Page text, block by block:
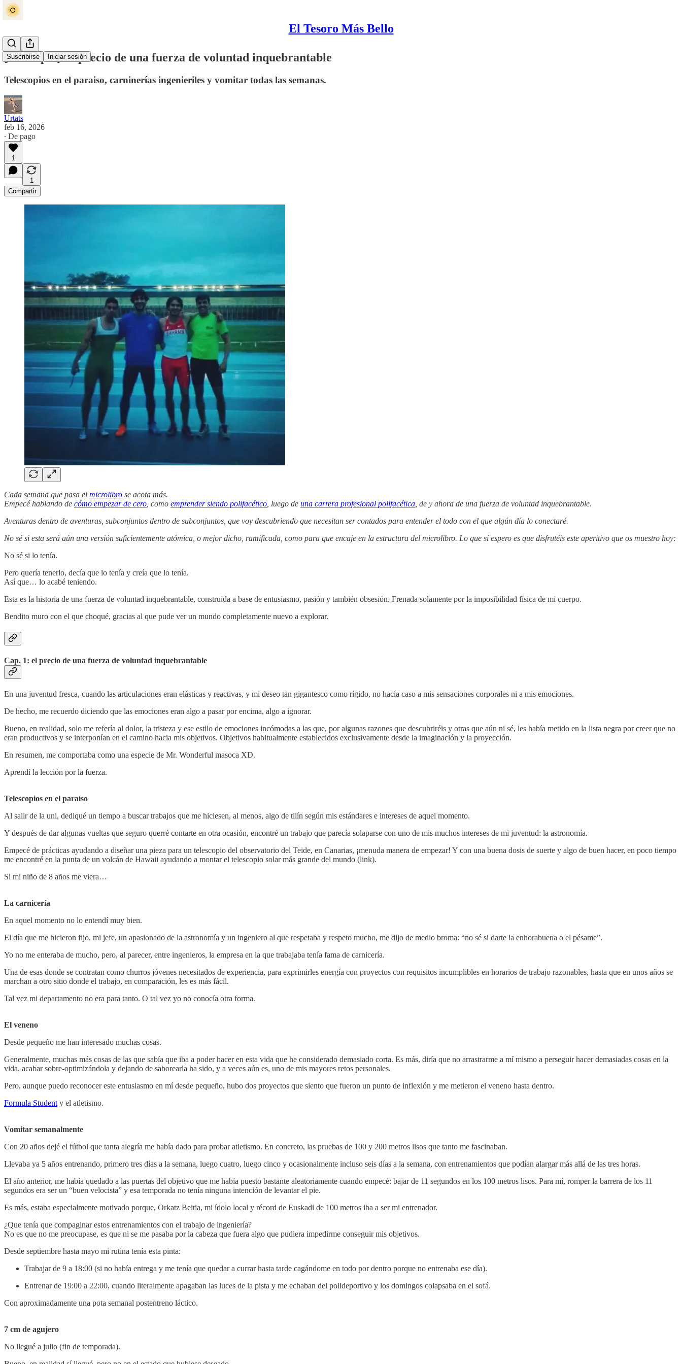
El Tesoro Más Bello
Suscribirse Iniciar sesión
[subCap 1] El precio de una fuerza de voluntad inquebrantable
Telescopios en el paraiso, carninerías ingenieriles y vomitar todas las semanas.
Urtats
feb 16, 2026
∙ De pago
1
1
Compartir
Cada semana que pasa el microlibro se acota más.
Empecé hablando de cómo empezar de cero , como emprender siendo polifacético , luego de una carrera profesional polifacética , de y ahora de una fuerza de voluntad inquebrantable.
Aventuras dentro de aventuras, subconjuntos dentro de subconjuntos, que voy descubriendo que necesitan ser contados para entender el todo con el que algún día lo conectaré.
No sé si esta será aún una versión suficientemente atómica, o mejor dicho, ramificada, como para que encaje en la estructura del microlibro. Lo que sí espero es que disfrutéis este aperitivo que os muestro hoy:
No sé si lo tenía.
Pero quería tenerlo, decía que lo tenía y creía que lo tenía.
Así que… lo acabé teniendo.
Esta es la historia de una fuerza de voluntad inquebrantable, construida a base de entusiasmo, pasión y también obsesión. Frenada solamente por la imposibilidad física de mi cuerpo.
Bendito muro con el que choqué, gracias al que pude ver un mundo completamente nuevo a explorar.
Cap. 1: el precio de una fuerza de voluntad inquebrantable
En una juventud fresca, cuando las articulaciones eran elásticas y reactivas, y mi deseo tan gigantesco como rígido, no hacía caso a mis sensaciones corporales ni a mis emociones.
De hecho, me recuerdo diciendo que las emociones eran algo a pasar por encima, algo a ignorar.
Bueno, en realidad, solo me refería al dolor, la tristeza y ese estilo de emociones incómodas a las que, por algunas razones que descubriréis y otras que aún ni sé, les había metido en la lista negra por creer que no
eran productivos y se interponían en el camino hacia mis objetivos. Objetivos habitualmente establecidos exclusivamente desde la imaginación y la proyección.
En resumen, me comportaba como una especie de Mr. Wonderful masoca XD.
Aprendí la lección por la fuerza.
Telescopios en el paraíso
Al salir de la uni, dediqué un tiempo a buscar trabajos que me hiciesen, al menos, algo de tilín según mis estándares e intereses de aquel momento.
Y después de dar algunas vueltas que seguro querré contarte en otra ocasión, encontré un trabajo que parecía solaparse con uno de mis muchos intereses de mi juventud: la astronomía.
Empecé de prácticas ayudando a diseñar una pieza para un telescopio del observatorio del Teide, en Canarias, ¡menuda manera de empezar! Y con una buena dosis de suerte y algo de buen hacer, en poco tiempo
me encontré en la punta de un volcán de Hawaii ayudando a montar el telescopio solar más grande del mundo (link).
Si mi niño de 8 años me viera…
La carnicería
En aquel momento no lo entendí muy bien.
El día que me hicieron fijo, mi jefe, un apasionado de la astronomía y un ingeniero al que respetaba y respeto mucho, me dijo de medio broma: “no sé si darte la enhorabuena o el pésame”.
Yo no me enteraba de mucho, pero, al parecer, entre ingenieros, la empresa en la que trabajaba tenía fama de carnicería.
Una de esas donde se contratan como churros jóvenes necesitados de experiencia, para exprimirles energía con proyectos con requisitos incumplibles en horarios de trabajo razonables, hasta que en unos años se
marchan a otro sitio donde el trabajo, en comparación, les es más fácil.
Tal vez mi departamento no era para tanto. O tal vez yo no conocía otra forma.
El veneno
Desde pequeño me han interesado muchas cosas.
Generalmente, muchas más cosas de las que sabía que iba a poder hacer en esta vida que he considerado demasiado corta. Es más, diría que no arrastrarme a mí mismo a perseguir hacer demasiadas cosas en la
vida, acabar sobre-optimizándola y dejando de saborearla ha sido, y a veces aún es, uno de mis mayores retos personales.
Pero, aunque puedo reconocer este entusiasmo en mí desde pequeño, hubo dos proyectos que siento que fueron un punto de inflexión y me metieron el veneno hasta dentro.
Formula Student y el atletismo.
Vomitar semanalmente
Con 20 años dejé el fútbol que tanta alegría me había dado para probar atletismo. En concreto, las pruebas de 100 y 200 metros lisos que tanto me fascinaban.
Llevaba ya 5 años entrenando, primero tres días a la semana, luego cuatro, luego cinco y ocasionalmente incluso seis días a la semana, con entrenamientos que podían alargar más allá de las tres horas.
El año anterior, me había quedado a las puertas del objetivo que me había puesto bastante aleatoriamente cuando empecé: bajar de 11 segundos en los 100 metros lisos. Para mí, romper la barrera de los 11
segundos era ser un “buen velocista” y esa temporada no tenía ninguna intención de levantar el pie.
Es más, estaba especialmente motivado porque, Orkatz Beitia, mi ídolo local y récord de Euskadi de 100 metros iba a ser mi entrenador.
¿Que tenía que compaginar estos entrenamientos con el trabajo de ingeniería?
No es que no me preocupase, es que ni se me pasaba por la cabeza que fuera algo que pudiera impedirme conseguir mis objetivos.
Desde septiembre hasta mayo mi rutina tenía esta pinta:
Trabajar de 9 a 18:00 (si no había entrega y me tenía que quedar a currar hasta tarde cagándome en todo por dentro porque no entrenaba ese día).
Entrenar de 19:00 a 22:00, cuando literalmente apagaban las luces de la pista y me echaban del polideportivo y los domingos colapsaba en el sofá.
Con aproximadamente una pota semanal postentreno láctico.
7 cm de agujero
No llegué a julio (fin de temporada).